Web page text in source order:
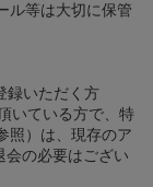
ル等は大切に保管
録いただく方
いている方で、特
照）は、現存のア
の必要はござい